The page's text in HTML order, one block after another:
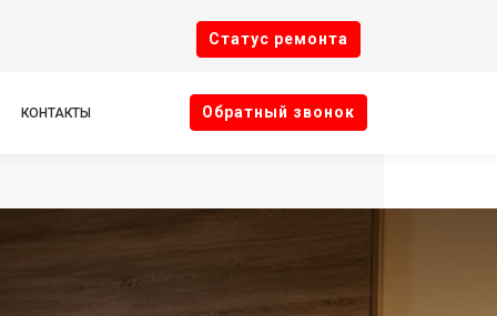
Cтатус ремонта
КОНТАКТЫ Oбратный звонок